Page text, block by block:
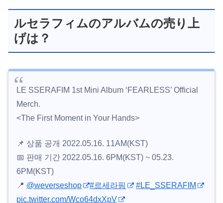
ルセラフィムのアルバムの売り上
げは？
LE SSERAFIM 1st Mini Album ‘FEARLESS’ Official
Merch.
<The First Moment in Your Hands>
📌 상품 공개 2022.05.16. 11AM(KST)
📅 판매 기간 2022.05.16. 6PM(KST) ~ 05.23.
6PM(KST)
📍 @weverseshop #르세라핌
#LE_SSERAFIM
pic.twitter.com/Wco64dxXpV